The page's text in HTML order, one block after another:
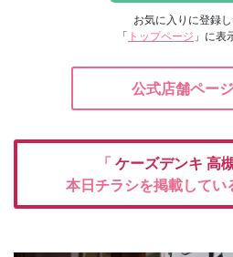
お気に入りに登録
「 トップページ 」に表
公式店舗ペー
「 ケーズデンキ 高
本日チラシを掲載してい